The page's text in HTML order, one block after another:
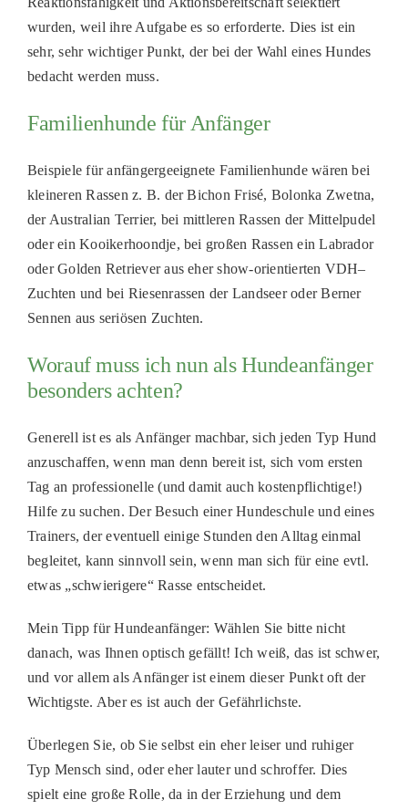
wurden, weil ihre Aufgabe es so erforderte. Dies ist ein
sehr, sehr wichtiger Punkt, der bei der Wahl eines Hundes
bedacht werden muss.
Familienhunde für Anfänger
Beispiele für anfängergeeignete Familienhunde wären bei
kleineren Rassen z. B. derBichon Frisé, Bolonka Zwetna,
der Australian Terrier, bei mittleren Rassen der Mittelpudel
oder einKooikerhoondje, bei großen Rassen ein Labrador
oder Golden Retriever aus eher show-orientierten VDH–
Zuchten und bei Riesenrassen der Landseer oder Berner
Sennen aus seriösen Zuchten.
Worauf muss ich nun als Hundeanfänger
besonders achten?
Generell ist es als Anfänger machbar, sich jeden Typ Hund
anzuschaffen, wenn man denn bereit ist, sich vom ersten
Tag an professionelle (und damit auch kostenpflichtige!)
Hilfe zu suchen. Der Besuch einer Hundeschule und eines
Trainers, der eventuell einige Stunden den Alltag einmal
begleitet, kann sinnvoll sein, wenn man sich für eine evtl.
etwas „schwierigere“Rasse entscheidet.
Mein Tipp für Hundeanfänger: Wählen Sie bitte nicht
danach, was Ihnen optisch gefällt! Ich weiß, das ist schwer,
und vor allem als Anfänger ist einem dieser Punkt oft der
Wichtigste. Aber es ist auch der Gefährlichste.
Überlegen Sie, ob Sie selbst ein eher leiser und ruhiger
Typ Mensch sind, oder eher lauter und schroffer. Dies
spielt eine große Rolle, da in der Erziehung und dem